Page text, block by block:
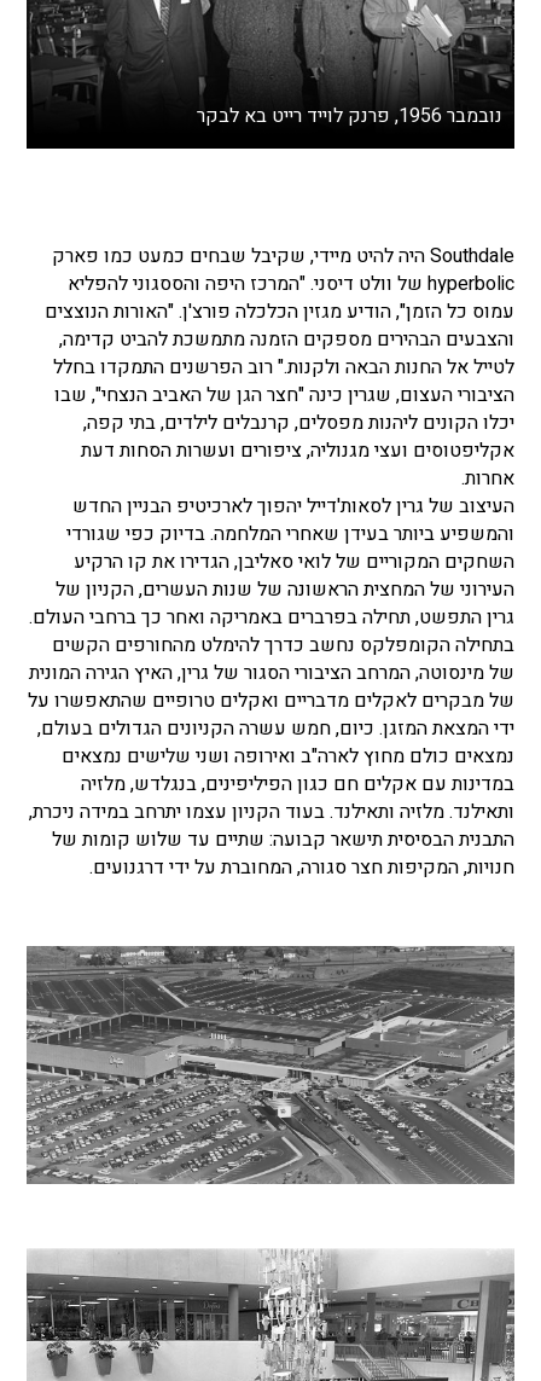
נובמבר 1956, פרנק לוייד רייט בא לבקר
Southdale היה להיט מיידי, שקיבל שבחים כמעט כמו פארק
hyperbolic של וולט דיסני. "המרכז היפה והססגוני להפליא
עמוס כל הזמן", הודיע מגזין הכלכלה פורצ'ן. "האורות הנוצצים
והצבעים הבהירים מספקים הזמנה מתמשכת להביט קדימה,
לטייל אל החנות הבאה ולקנות." רוב הפרשנים התמקדו בחלל
הציבורי העצום, שגרין כינה "חצר הגן של האביב הנצחי", שבו
יכלו הקונים ליהנות מפסלים, קרנבלים לילדים, בתי קפה,
אקליפטוסים ועצי מגנוליה, ציפורים ועשרות הסחות דעת
אחרות.
העיצוב של גרין לסאות'דייל יהפוך לארכיטיפ הבניין החדש
והמשפיע ביותר בעידן שאחרי המלחמה. בדיוק כפי שגורדי
השחקים המקוריים של לואי סאליבן, הגדירו את קו הרקיע
העירוני של המחצית הראשונה של שנות העשרים, הקניון של
גרין התפשט, תחילה בפרברים באמריקה ואחר כך ברחבי העולם.
בתחילה הקומפלקס נחשב כדרך להימלט מהחורפים הקשים
של מינסוטה, המרחב הציבורי הסגור של גרין, האיץ הגירה המונית
של מבקרים לאקלים מדבריים ואקלים טרופיים שהתאפשרו על
ידי המצאת המזגן. כיום, חמש עשרה הקניונים הגדולים בעולם,
נמצאים כולם מחוץ לארה"ב ואירופה ושני שלישים נמצאים
במדינות עם אקלים חם כגון הפיליפינים, בנגלדש, מלזיה
ותאילנד. מלזיה ותאילנד. בעוד הקניון עצמו יתרחב במידה ניכרת,
התבנית הבסיסית תישאר קבועה: שתיים עד שלוש קומות של
חנויות, המקיפות חצר סגורה, המחוברת על ידי דרגנועים.